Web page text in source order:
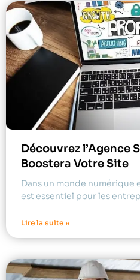
Découvrez l’Agence
Boostera Votre Site
Dans un monde numérique
est essentiel pour les
Lire la suite »